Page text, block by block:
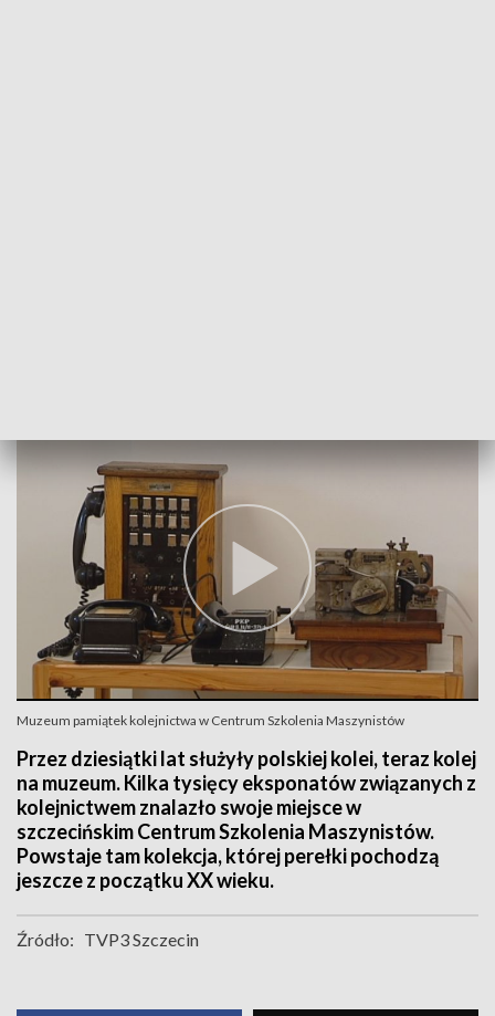
Muzeum pamiątek kolejnictwa w Centrum Szkolenia Maszynistów
Przez dziesiątki lat służyły polskiej kolei, teraz kolej
na muzeum. Kilka tysięcy eksponatów związanych z
kolejnictwem znalazło swoje miejsce w
szczecińskim Centrum Szkolenia Maszynistów.
Powstaje tam kolekcja, której perełki pochodzą
jeszcze z początku XX wieku.
Źródło: TVP3 Szczecin